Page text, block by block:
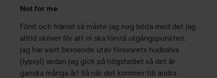
1
av
5
Not for me
Först och främst så måste jag nog börja med det jag
alltid skriver för att ni ska förstå utgångspunkten,
jag har varit beroende utav försvarets hudsalva
(lypsyl) sedan jag gick på högstadiet så det är
ganska många år! Så när det kommer till andra